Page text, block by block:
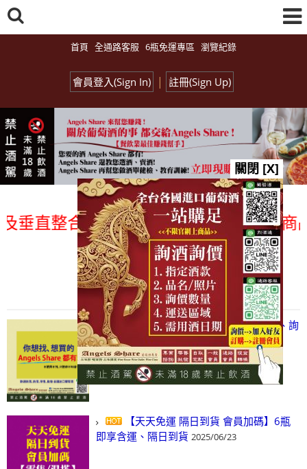
首頁 全通路客服 6瓶免運專區 瀏覽紀錄
會員登入(Sign In) | 註冊(Sign Up)
整合、一次購足」各國進口酒類商品
總覽-促銷&活動
all events
【凡酒問Angels Share】線上選酒、詢
(尋)酒、詢價、零售、批發，看這裡!
2024/03/01
【天天免運 隔日到貨 會員加碼】6瓶
即享含運、隔日到貨 2025/06/23
關閉 [X]